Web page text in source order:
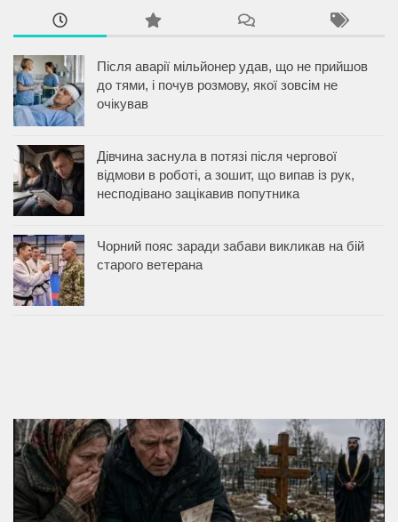
Після аварії мільйонер удав, що не прийшов
до тями, і почув розмову, якої зовсім не
очікував
Дівчина заснула в потязі після чергової
відмови в роботі, а зошит, що випав із рук,
несподівано зацікавив попутника
Чорний пояс заради забави викликав на бій
старого ветерана